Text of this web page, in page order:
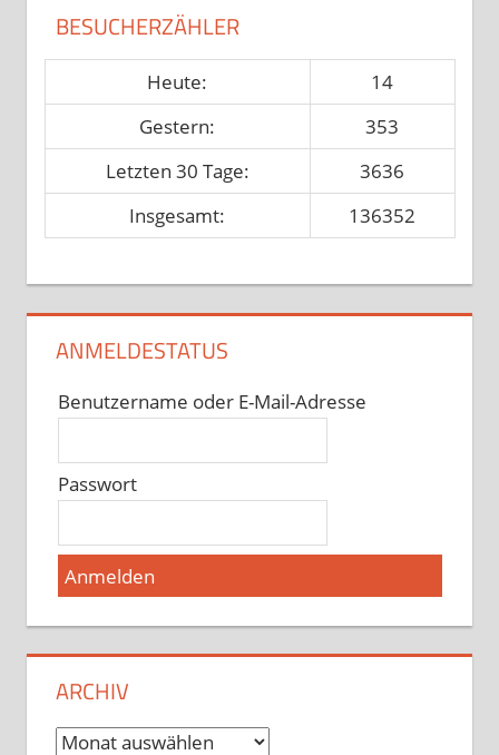
BESUCHERZÄHLER
Heute:
14
Gestern:
353
Letzten 30 Tage:
3636
Insgesamt:
136352
ANMELDESTATUS
Benutzername oder E-Mail-Adresse
Passwort
ARCHIV
Archiv